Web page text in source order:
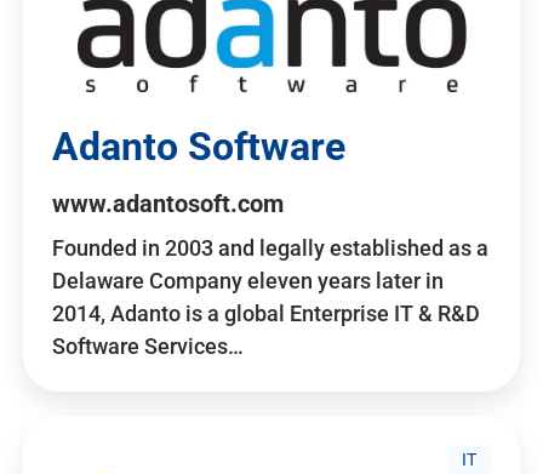
Adanto Software
www.adantosoft.com
Founded in 2003 and legally established as a
Delaware Company eleven years later in
2014, Adanto is a global Enterprise IT & R&D
Software Services…
IT